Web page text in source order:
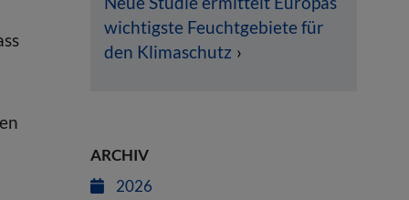
wichtigste Feuchtgebiete für
den Klimaschutz
ARCHIV
2026